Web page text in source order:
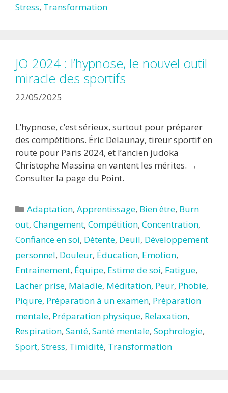
Stress, Transformation
JO 2024 : l’hypnose, le nouvel outil
miracle des sportifs
22/05/2025
L’hypnose, c’est sérieux, surtout pour préparer
des compétitions. Éric Delaunay, tireur sportif en
route pour Paris 2024, et l’ancien judoka
Christophe Massina en vantent les mérites. →
Consulter la page du Point.
Catégories
Adaptation,Apprentissage, Bien être, Burn
out, Changement, Compétition, Concentration,
Confiance en soi, Détente, Deuil, Développement
personnel, Douleur, Éducation, Emotion,
Entrainement, Équipe, Estime de soi, Fatigue,
Lacher prise, Maladie, Méditation, Peur, Phobie,
Piqure, Préparation à un examen, Préparation
mentale, Préparation physique, Relaxation,
Respiration, Santé, Santé mentale, Sophrologie,
Sport, Stress, Timidité, Transformation